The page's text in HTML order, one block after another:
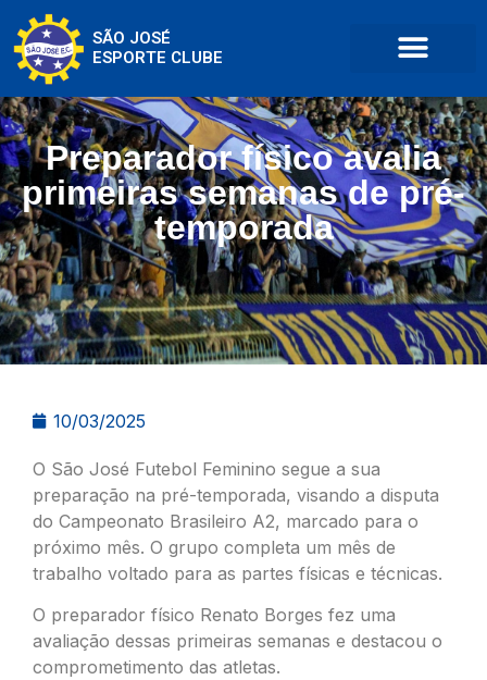
SÃO JOSÉ
ESPORTE CLUBE
Preparador físico avalia
primeiras semanas de pré-
temporada
10/03/2025
O São José Futebol Feminino segue a sua
preparação na pré-temporada, visando a disputa
do Campeonato Brasileiro A2, marcado para o
próximo mês. O grupo completa um mês de
trabalho voltado para as partes físicas e técnicas.
O preparador físico Renato Borges fez uma
avaliação dessas primeiras semanas e destacou o
comprometimento das atletas.